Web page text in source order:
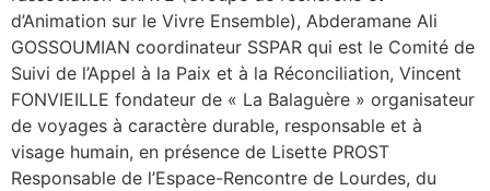
d’Animation sur le Vivre Ensemble), Abderamane Ali
GOSSOUMIAN coordinateur SSPAR qui est le Comité de
Suivi de l’Appel à la Paix et à la Réconciliation, Vincent
FONVIEILLE fondateur de « La Balaguère » organisateur
de voyages à caractère durable, responsable et à
visage humain, en présence de Lisette PROST
Responsable de l’Espace-Rencontre de Lourdes, du